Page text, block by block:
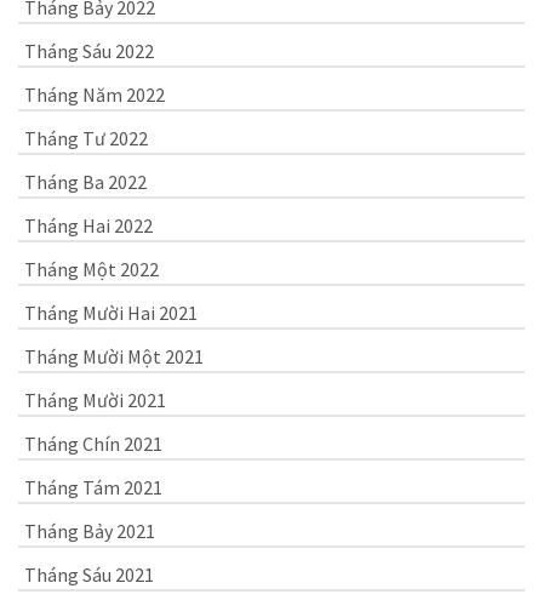
Tháng Bảy 2022
Tháng Sáu 2022
Tháng Năm 2022
Tháng Tư 2022
Tháng Ba 2022
Tháng Hai 2022
Tháng Một 2022
Tháng Mười Hai 2021
Tháng Mười Một 2021
Tháng Mười 2021
Tháng Chín 2021
Tháng Tám 2021
Tháng Bảy 2021
Tháng Sáu 2021